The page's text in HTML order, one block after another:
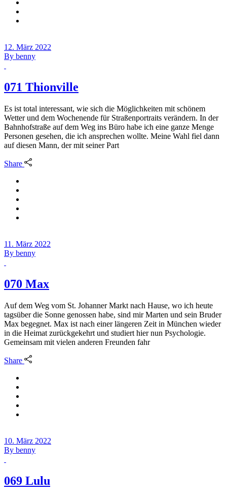
12. März 2022
By benny
071 Thionville
Es ist total interessant, wie sich die Möglichkeiten mit schönem
Wetter und dem Wochenende für Straßenportraits verändern. In der
Bahnhofstraße auf dem Weg ins Büro habe ich eine ganze Menge
Personen gesehen, die ich ansprechen wollte. Meine Wahl fiel dann
auf diesen Mann, der mit seiner Part
Share
11. März 2022
By benny
070 Max
Auf dem Weg vom St. Johanner Markt nach Hause, wo ich heute
tagsüber die Sonne genossen habe, sind mir Marten und sein Bruder
Max begegnet. Max ist nach einer längeren Zeit in München wieder
in die Heimat zurückgekehrt und studiert hier nun Psychologie.
Gemeinsam mit vielen anderen Freunden fahr
Share
10. März 2022
By benny
069 Lulu